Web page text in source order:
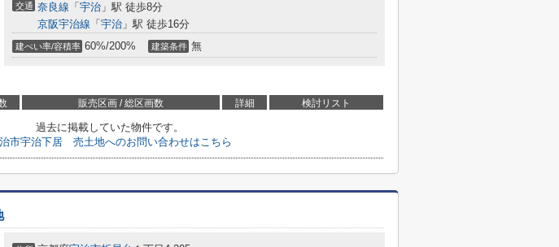
交通 奈良線 「 宇治 」駅 徒歩8分
京阪宇治線 「 宇治 」駅 徒歩16分
建ぺい率/容積率 60%/200% 建築条件 無
販売区画 / 総区画数 詳細 検討リスト
過去に掲載していた物件です。
市宇治下居 売土地へのお問い合わせはこちら